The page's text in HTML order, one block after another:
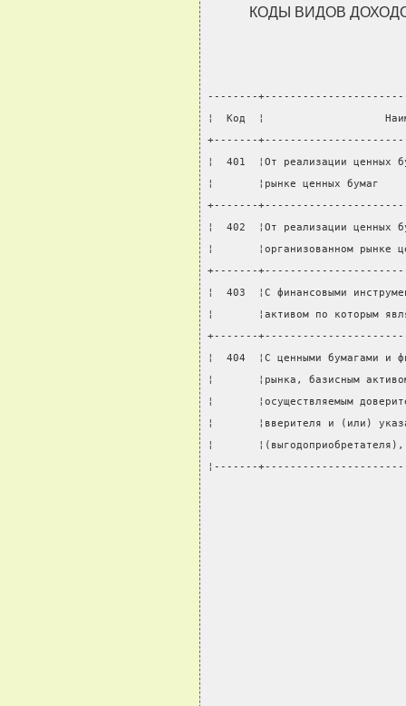
КОДЫ ВИДОВ
--------
¦  Код  ¦
+-------
¦  401  ¦От реализации ценных
¦       ¦рынке ценных
+-------
¦  402  ¦От реализации
¦       ¦организованном
+-------
¦  403  ¦С финансовыми
¦       ¦активом по которым
+-------
¦  404  ¦С ценными бумагами и
¦       ¦рынка, базисным
¦       ¦осуществляемым
¦       ¦вверителя и (или)
¦
¦-------